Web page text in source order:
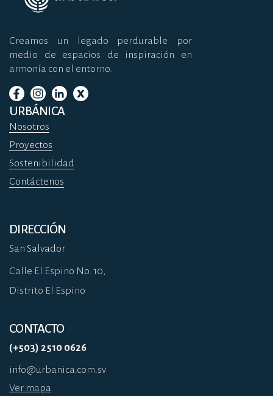
Creamos un legado perdurable por
medio de espacios de inspiración en
armonía con el entorno.
URBÁNICA
Nosotros
Proyectos
Sostenibilidad
Contáctenos
DIRECCIÓN
San Salvador
Calle El Espino No. 10,
Distrito El Espino
CONTACTO
(+503) 2510 0626
info@urbanica.com.sv
Ver mapa